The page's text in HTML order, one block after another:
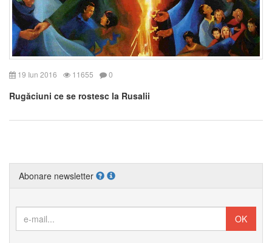
19 Iun 2016 11655 0
Rugăciuni ce se rostesc la Rusalii
Abonare newsletter